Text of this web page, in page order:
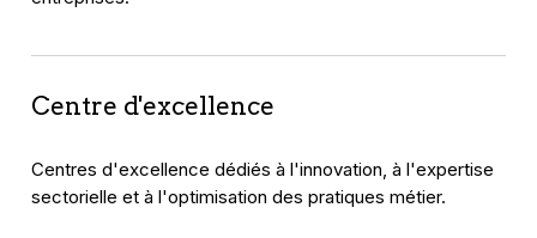
Centre d'excellence
Centres d'excellence dédiés à l'innovation, à l'expertise
sectorielle et à l'optimisation des pratiques métier.